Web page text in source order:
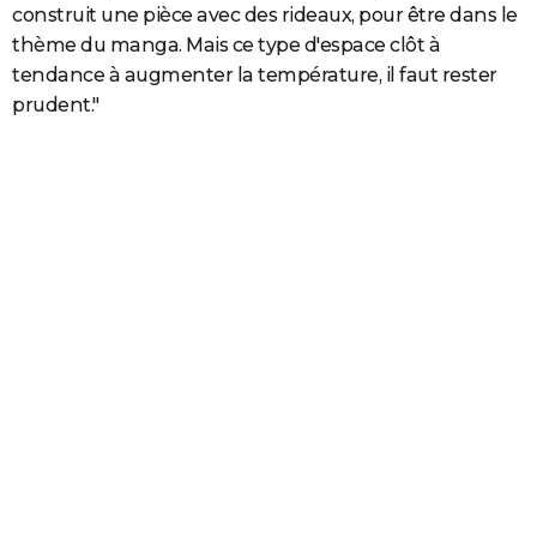
construit une pièce avec des rideaux, pour être dans le
thème du manga. Mais ce type d'espace clôt à
tendance à augmenter la température, il faut rester
prudent."